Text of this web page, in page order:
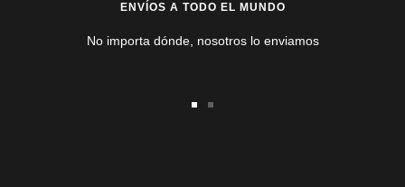
ENVÍOS A TODO EL MUNDO
No importa dónde, nosotros lo enviamos